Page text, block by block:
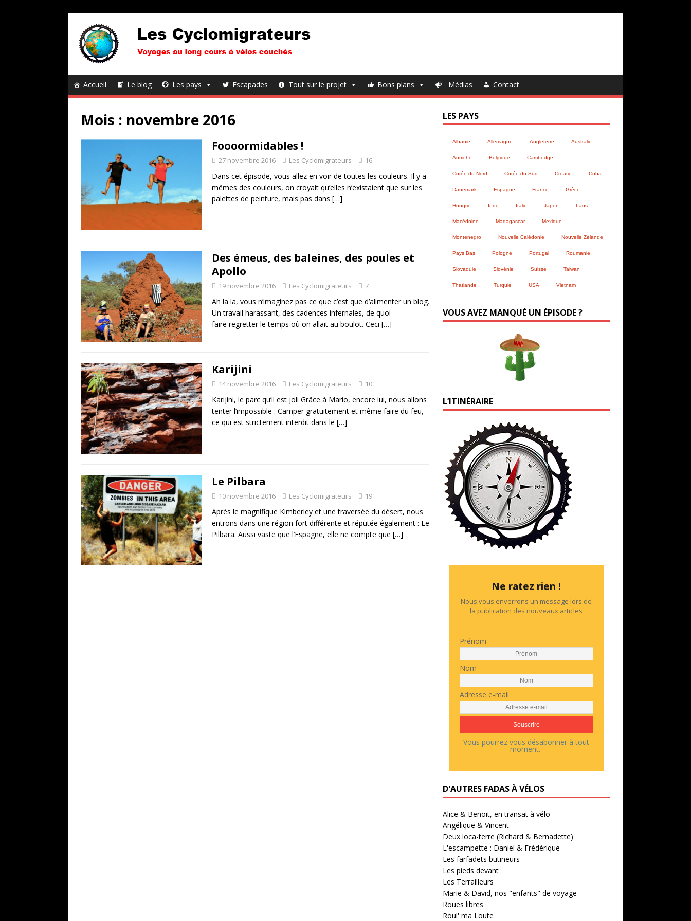
Accueil Le blog Les pays Escapades Tout sur le projet Bons plans _Médias Contact
Mois : novembre 2016
Foooormidables !
27 novembre 2016 Les Cyclomigrateurs 16
Dans cet épisode, vous allez en voir de toutes les couleurs. Il y a
mêmes des couleurs, on croyait qu’elles n’existaient que sur les
palettes de peinture, mais pas dans […]
Des émeus, des baleines, des poules et
Apollo
19 novembre 2016 Les Cyclomigrateurs 7
Ah la la, vous n’imaginez pas ce que c’est que d’alimenter un blog.
Un travail harassant, des cadences infernales, de quoi
faire regretter le temps où on allait au boulot. Ceci […]
Karijini
14 novembre 2016 Les Cyclomigrateurs 10
Karijini, le parc qu’il est joli Grâce à Mario, encore lui, nous allons
tenter l’impossible : Camper gratuitement et même faire du feu,
ce qui est strictement interdit dans le […]
Le Pilbara
10 novembre 2016 Les Cyclomigrateurs 19
Après le magnifique Kimberley et une traversée du désert, nous
entrons dans une région fort différente et réputée également : Le
Pilbara. Aussi vaste que l’Espagne, elle ne compte que […]
LES PAYS
Albanie Allemagne Angleterre Australie
Autriche Belgique Cambodge
Corée du Nord Corée du Sud Croatie Cuba
Danemark Espagne France Grèce
Hongrie Inde Italie Japon Laos
Macédoine Madagascar Mexique
Montenegro Nouvelle Calédonie Nouvelle Zélande
Pays Bas Pologne Portugal Roumanie
Slovaquie Slovénie Suisse Taiwan
Thaïlande Turquie USA Vietnam
VOUS AVEZ MANQUÉ UN ÉPISODE ?
L’ITINÉRAIRE
Ne ratez rien !
Nous vous enverrons un message lors de
la publication des nouveaux articles
Prénom
Nom
Adresse e-mail
Vous pourrez vous désabonner à tout
moment.
D'AUTRES FADAS À VÉLOS
Alice & Benoit, en transat à vélo
Angélique & Vincent
Deux loca-terre (Richard & Bernadette)
L'escampette : Daniel & Frédérique
Les farfadets butineurs
Les pieds devant
Les Terrailleurs
Marie & David, nos "enfants" de voyage
Roues libres
Roul' ma Loute